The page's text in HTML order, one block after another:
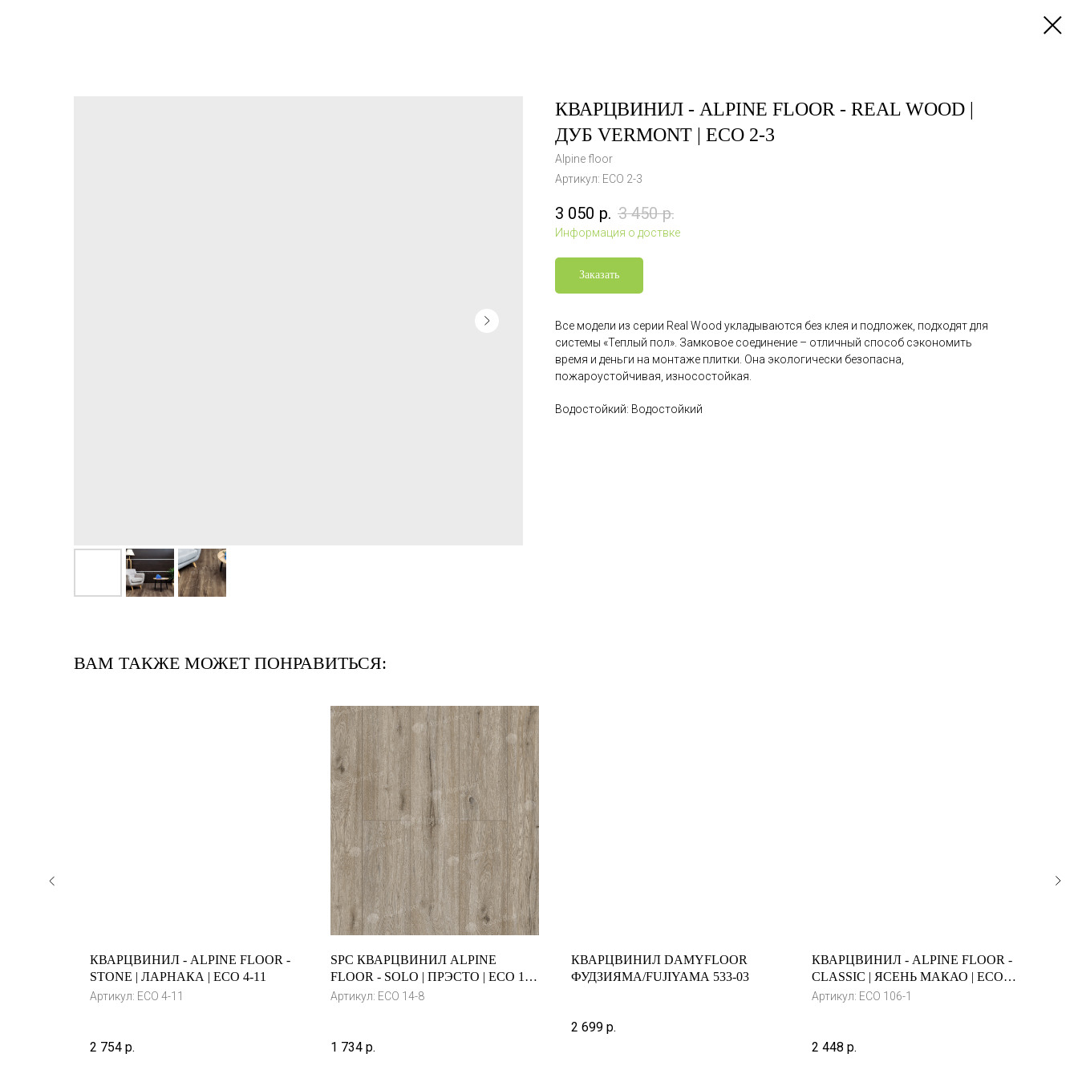
КВАРЦВИНИЛ - ALPINE FLOOR - REAL WOOD |
ДУБ VERMONT | ЕСО 2-3
Alpine floor
Артикул: ЕСО 2-3
3 050 р. 3 450 р.
Информация о доствке
Заказать
Все модели из серии Real Wood укладываются без клея и подложек, подходят для
системы «Теплый пол». Замковое соединение – отличный способ сэкономить
время и деньги на монтаже плитки. Она экологически безопасна,
пожароустойчивая, износостойкая.
Водостойкий: Водостойкий
ВАМ ТАКЖЕ МОЖЕТ ПОНРАВИТЬСЯ:
КВАРЦВИНИЛ - ALPINE FLOOR -
STONE | ЛАРНАКА | ECO 4-11
Артикул: ECO 4-11
2 754 р.
SPC КВАРЦВИНИЛ ALPINE
FLOOR - SOLO | ПРЭСТО | ECO 14-
8
Артикул: ECO 14-8
1 734 р.
КВАРЦВИНИЛ DAMYFLOOR
ФУДЗИЯМА/FUJIYAMA 533-03
2 699 р.
КВАРЦВИНИЛ - ALPINE FLOOR -
CLASSIC | ЯСЕНЬ МАКАО | ЕСО
106-1
Артикул: ЕСО 106-1
2 448 р.